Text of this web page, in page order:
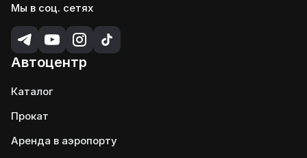
Мы в соц. сетях
Автоцентр
Каталог
Прокат
Аренда в аэропорту